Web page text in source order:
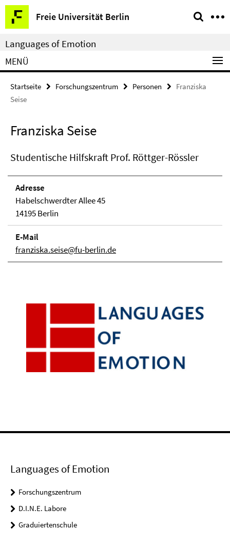
Springe
direkt
zu
Inhalt
Freie Universität Berlin
Service-
Navigation
Languages of Emotion
MENÜ
Startseite Forschungszentrum Personen
Franziska
Seise
Franziska Seise
Studentische Hilfskraft Prof. Röttger-Rössler
Adresse
Habelschwerdter Allee 45
14195 Berlin
E-Mail
franziska.seise@fu-berlin.de
Languages of Emotion
Forschungszentrum
D.I.N.E. Labore
Graduiertenschule